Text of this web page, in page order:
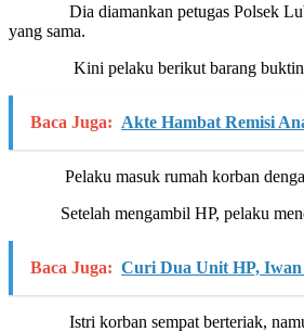
Dia diamankan petugas Polsek Lubai,
yang sama.
Kini pelaku berikut barang buktinya
Baca Juga: Akte Hambat Remisi
Pelaku masuk rumah korban dengan
Setelah mengambil HP, pelaku
Baca Juga: Curi Dua Unit HP,
Istri korban sempat berteriak, namun